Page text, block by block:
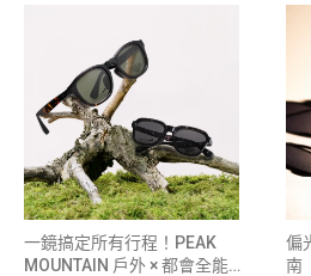
一鏡搞定所有行程！PEAK
MOUNTAIN 戶外 × 都會全能眼
偏
南